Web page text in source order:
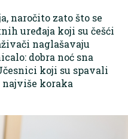
naročito zato što se
uređaja koji su češći
naglašavaju
dobra noć sna
koji su spavali
najviše koraka